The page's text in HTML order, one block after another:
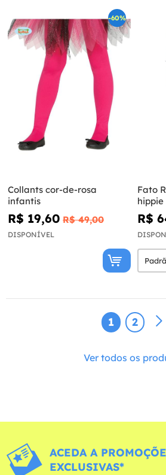
-60%
Collants cor-de-rosa
infantis
R$ 19,60 R$ 49,00
DISPONÍVEL
Fato
hippie
R$
1 2
Ver todos os
ACEDA A
EXCLUSIVAS*